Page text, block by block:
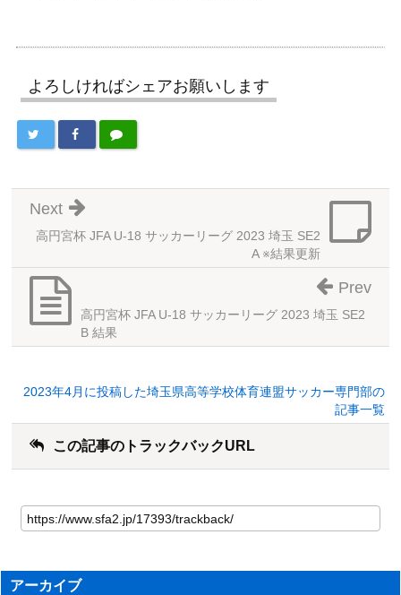
よろしければシェアお願いします
高円宮杯 JFA U-18 サッカーリーグ 2023 埼玉 SE2
A ※結果更新
Next
高円宮杯 JFA U-18 サッカーリーグ 2023 埼玉 SE2
B 結果
Prev
2023年4月に投稿した埼玉県高等学校体育連盟サッカー専門部の
記事一覧
この記事のトラックバックURL
アーカイブ